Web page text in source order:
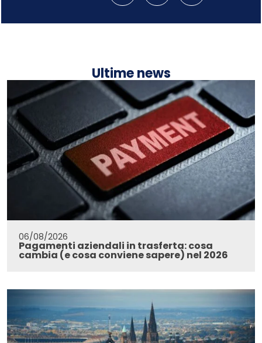
Ultime news
06/08/2026
Pagamenti aziendali in trasferta: cosa
cambia (e cosa conviene sapere) nel 2026